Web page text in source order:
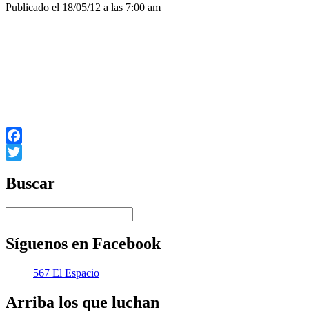
Publicado el 18/05/12 a las 7:00 am
Facebook
Buscar
Síguenos en Facebook
567 El Espacio
Arriba los que luchan